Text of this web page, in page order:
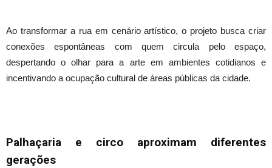
Ao transformar a rua em cenário artístico, o projeto busca criar
conexões espontâneas com quem circula pelo espaço,
despertando o olhar para a arte em ambientes cotidianos e
incentivando a ocupação cultural de áreas públicas da cidade.
Palhaçaria e circo aproximam diferentes
gerações